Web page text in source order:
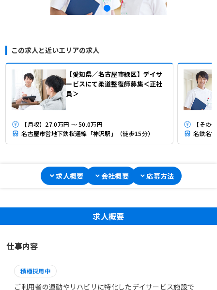
この求人と近いエリアの求人
【愛知県／名古屋市緑区】デイサ
ービスにて柔道整復師募集＜正社
員＞
【月収】27.0万円 ～ 50.0万円
名古屋市営地下鉄桜通線「神沢駅」（徒歩15分）
【その
名鉄名
求人概要 会社概要 応募方法
求人概要
仕事内容
積極採用中
ご利用者の運動やリハビリに特化したデイサービス施設で